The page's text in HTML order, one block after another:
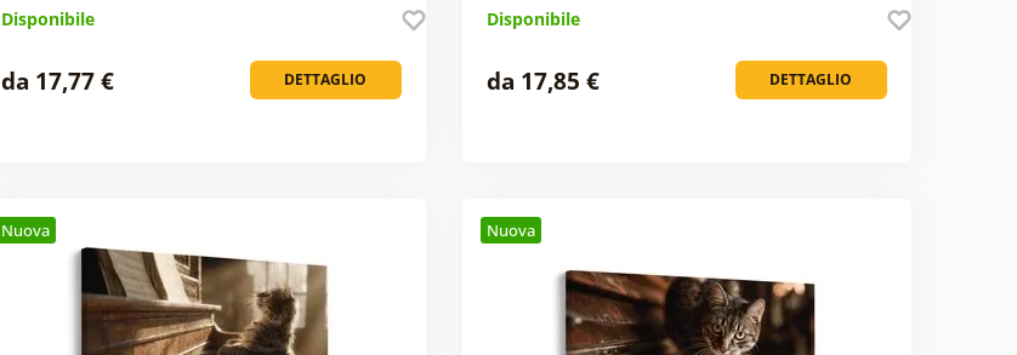
Disponibile
DETTAGLIO
da 17,77 €
Disponibile
DETTAGLIO
da 17,85 €
Nuova Nuova